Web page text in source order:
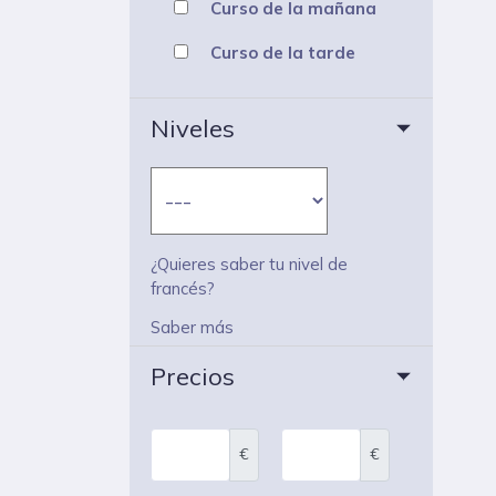
Curso de la mañana
Curso de la tarde
Niveles
¿Quieres saber tu nivel de
francés?
Saber más
Precios
€ €